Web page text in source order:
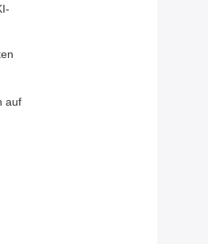
auf